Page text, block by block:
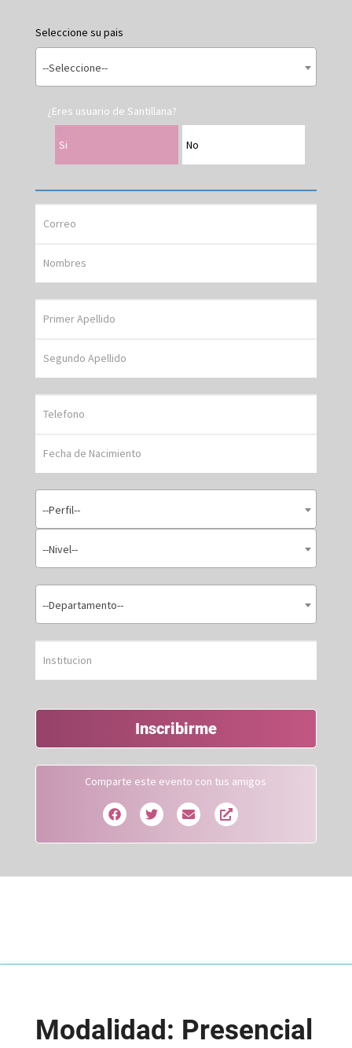
Seleccione su pais
--Seleccione--
¿Eres usuario de Santillana?
Si No
--Perfil--
--Nivel--
--Departamento--
Inscribirme
Comparte este evento con tus amigos
Modalidad: Presencial